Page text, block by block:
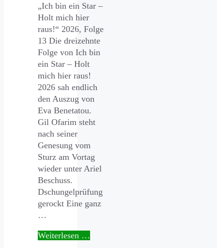
„Ich bin ein Star –
Holt mich hier
raus!“ 2026, Folge
13 Die dreizehnte
Folge von Ich bin
ein Star – Holt
mich hier raus!
2026 sah endlich
den Auszug von
Eva Benetatou.
Gil Ofarim steht
nach seiner
Genesung vom
Sturz am Vortag
wieder unter Ariel
Beschuss.
Dschungelprüfung
gerockt Eine ganz
…
Weiterlesen …